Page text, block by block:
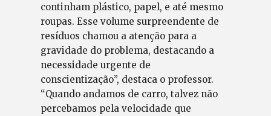
continham plástico, papel, e até mesmo
roupas. Esse volume surpreendente de
resíduos chamou a atenção para a
gravidade do problema, destacando a
necessidade urgente de
conscientização”, destaca o professor.
“Quando andamos de carro, talvez não
percebamos pela velocidade que